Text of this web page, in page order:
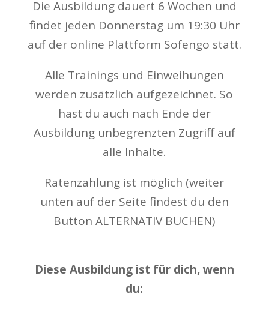
Die Ausbildung dauert 6 Wochen und
findet jeden Donnerstag um 19:30 Uhr
auf der online Plattform Sofengo statt.
Alle Trainings und Einweihungen
werden zusätzlich aufgezeichnet. So
hast du auch nach Ende der
Ausbildung unbegrenzten Zugriff auf
alle Inhalte.
Ratenzahlung ist möglich (weiter
unten auf der Seite findest du den
Button ALTERNATIV BUCHEN)
Diese Ausbildung ist für dich, wenn
du: